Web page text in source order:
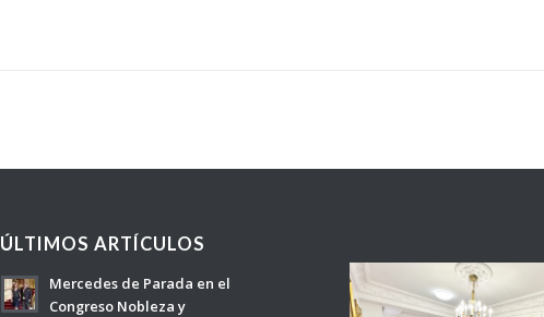
ÚLTIMOS ARTÍCULOS
Mercedes de Parada en el
Congreso Nobleza y